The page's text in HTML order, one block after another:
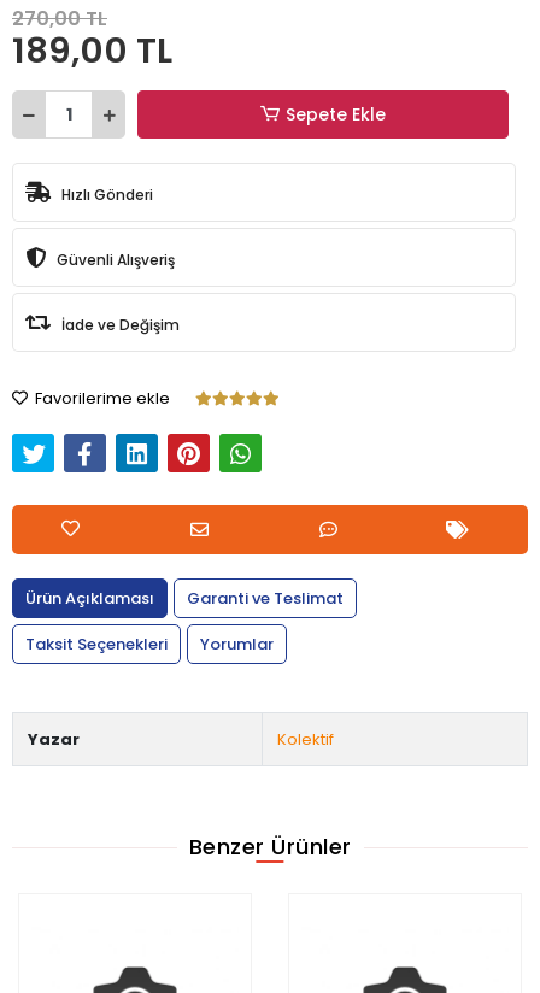
270,00 TL
189,00 TL
Sepete Ekle
Hızlı Gönderi
Güvenli Alışveriş
İade ve Değişim
Favorilerime ekle
Ürün Açıklaması
Garanti ve Teslimat
Taksit Seçenekleri
Yorumlar
Yazar Kolektif
Benzer Ürünler